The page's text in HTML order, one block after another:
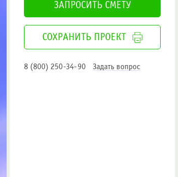
ЗАПРОСИТЬ СМЕТУ
СОХРАНИТЬ ПРОЕКТ
8 (800) 250-34-90 Задать вопрос